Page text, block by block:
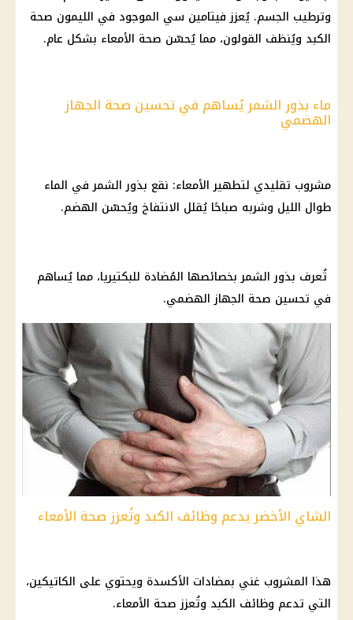
وترطيب الجسم. يُعزز فيتامين سي الموجود في الليمون صحة
الكبد ويُنظف القولون، مما يُحسّن صحة الأمعاء بشكل عام.
ماء بذور الشمر يُساهم في تحسين صحة الجهاز
الهضمي
مشروب تقليدي لتطهير الأمعاء: نقع بذور الشمر في الماء
طوال الليل وشربه صباحًا يُقلل الانتفاخ ويُحسّن الهضم.
تُعرف بذور الشمر بخصائصها المُضادة للبكتيريا، مما يُساهم
في تحسين صحة الجهاز الهضمي.
الشاي الأخضر يدعم وظائف الكبد وتُعزز صحة الأمعاء
هذا المشروب غني بمضادات الأكسدة ويحتوي على الكاتيكين،
التي تدعم وظائف الكبد وتُعزز صحة الأمعاء.